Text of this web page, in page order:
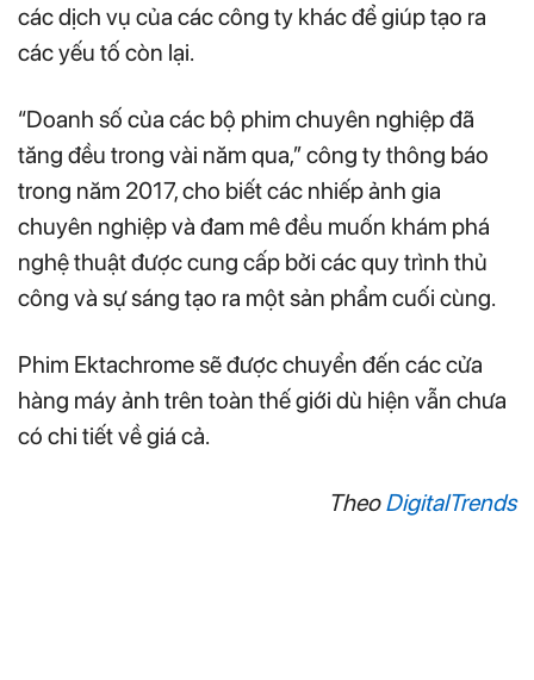
các dịch vụ của các công ty khác để giúp tạo ra
các yếu tố còn lại.
“Doanh số của các bộ phim chuyên nghiệp đã
tăng đều trong vài năm qua,” công ty thông báo
trong năm 2017, cho biết các nhiếp ảnh gia
chuyên nghiệp và đam mê đều muốn khám phá
nghệ thuật được cung cấp bởi các quy trình thủ
công và sự sáng tạo ra một sản phẩm cuối cùng.
Phim Ektachrome sẽ được chuyển đến các cửa
hàng máy ảnh trên toàn thế giới dù hiện vẫn chưa
có chi tiết về giá cả.
TheoDigitalTrends